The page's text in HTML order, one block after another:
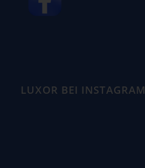
LUXOR BEI INSTAGRAM